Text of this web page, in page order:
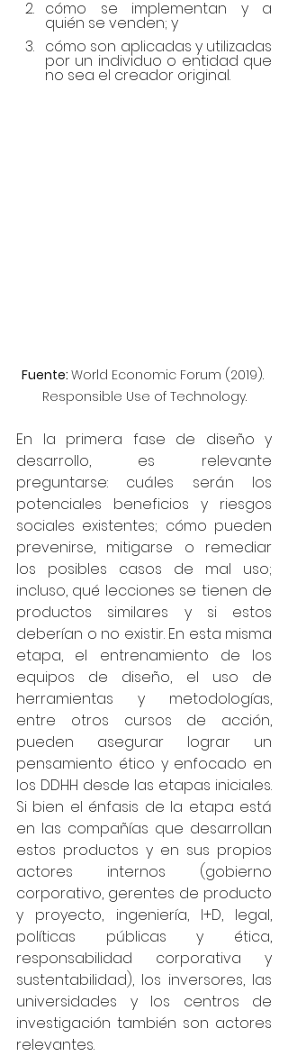
cómo se implementan y a
quién se venden; y
cómo son aplicadas y utilizadas
por un individuo o entidad que
no sea el creador original.
Fuente: World Economic Forum (2019).
Responsible Use of Technology.
En la primera fase de diseño y
desarrollo, es relevante
preguntarse: cuáles serán los
potenciales beneficios y riesgos
sociales existentes; cómo pueden
prevenirse, mitigarse o remediar
los posibles casos de mal uso;
incluso, qué lecciones se tienen de
productos similares y si estos
deberían o no existir. En esta misma
etapa, el entrenamiento de los
equipos de diseño, el uso de
herramientas y metodologías,
entre otros cursos de acción,
pueden asegurar lograr un
pensamiento ético y enfocado en
los DDHH desde las etapas iniciales.
Si bien el énfasis de la etapa está
en las compañías que desarrollan
estos productos y en sus propios
actores internos (gobierno
corporativo, gerentes de producto
y proyecto, ingeniería, I+D, legal,
políticas públicas y ética,
responsabilidad corporativa y
sustentabilidad), los inversores, las
universidades y los centros de
investigación también son actores
relevantes.